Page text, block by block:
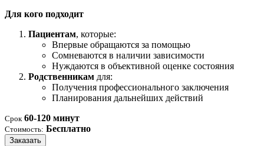
Для кого подходит
Пациентам, которые:
Впервые обращаются за помощью
Сомневаются в наличии зависимости
Нуждаются в объективной оценке состояния
Родственникам для:
Получения профессионального заключения
Планирования дальнейших действий
Срок 60-120 минут
Стоимость: Бесплатно
Заказать